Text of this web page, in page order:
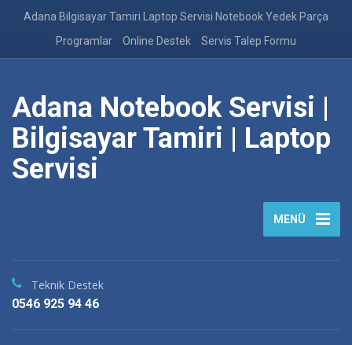
Adana Bilgisayar Tamiri Laptop Servisi Notebook Yedek Parça
Programlar
Online Destek Servis Talep Formu
Adana Notebook Servisi |
Bilgisayar Tamiri | Laptop
Servisi
MENÜ
Teknik Destek
0546 925 94 46